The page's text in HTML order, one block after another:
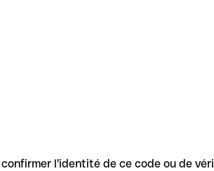
l'identité de ce code ou de